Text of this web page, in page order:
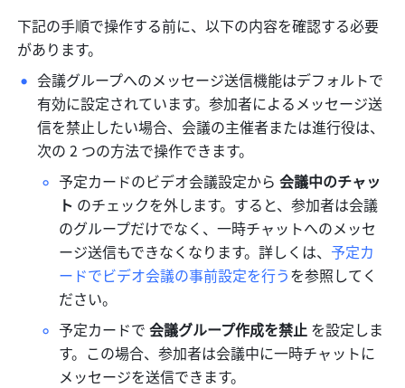
下記の手順で操作する前に、以下の内容を確認する必要
があります。
会議グループへのメッセージ送信機能はデフォルトで
有効に設定されています。参加者によるメッセージ送
信を禁止したい場合、会議の主催者または進行役は、
次の 2 つの方法で操作できます。
予定カードのビデオ会議設定から 会議中のチャッ
ト のチェックを外します。すると、参加者は会議
のグループだけでなく、一時チャットへのメッセ
ージ送信もできなくなります。詳しくは、 予定カ
ードでビデオ会議の事前設定を行うを参照してく
ださい。
予定カードで 会議グループ作成を禁止 を設定しま
す。この場合、参加者は会議中に一時チャットに
メッセージを送信できます。